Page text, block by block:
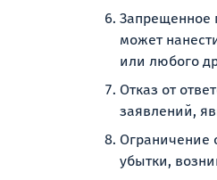
Запрещенное
может
или любого
Отказ от
заявлений,
Ограничение
убытки,